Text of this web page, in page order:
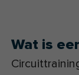
Wat is